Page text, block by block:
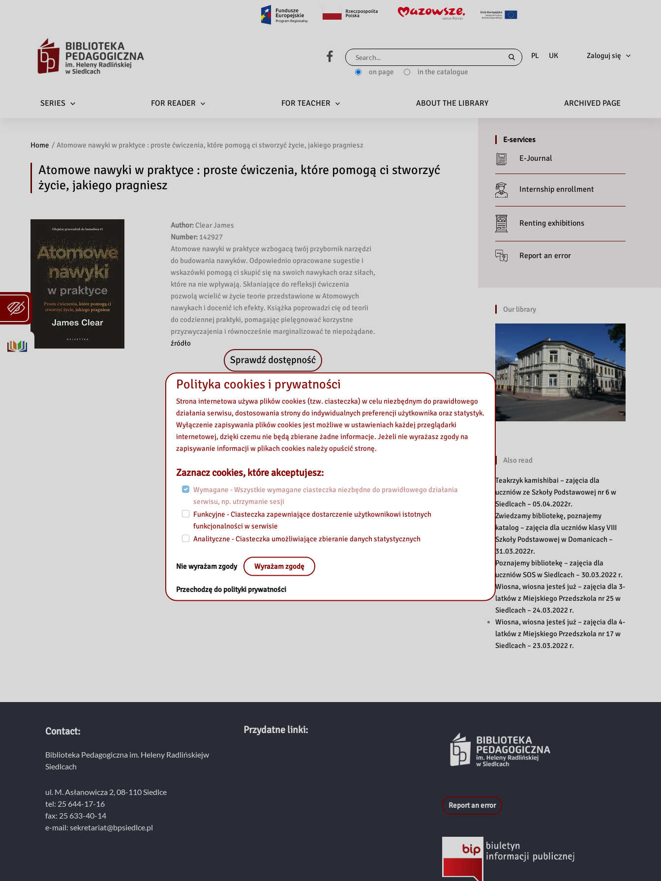
PL UK
Search
for:
on page in the catalogue
Zaloguj się
SERIES FOR READER FOR TEACHER ABOUT THE LIBRARY ARCHIVED PAGE
Home Atomowe nawyki w praktyce : proste ćwiczenia, które pomogą ci stworzyć życie, jakiego pragniesz
Atomowe nawyki w praktyce : proste ćwiczenia, które pomogą ci stworzyć
życie, jakiego pragniesz
Author: Clear James
Number: 142927
Atomowe nawyki w praktyce wzbogacą twój przybornik narzędzi
do budowania nawyków. Odpowiednio opracowane sugestie i
wskazówki pomogą ci skupić się na swoich nawykach oraz siłach,
które na nie wpływają. Skłaniające do refleksji ćwiczenia
pozwolą wcielić w życie teorie przedstawione w Atomowych
nawykach i docenić ich efekty. Książka poprowadzi cię od teorii
do codziennej praktyki, pomagając pielęgnować korzystne
przyzwyczajenia i równocześnie marginalizować te niepożądane.
źródło
E-services
E-Journal
Internship enrollment
Renting exhibitions
Report an error
Our library
Also read
Teakrzyk kamishibai – zajęcia dla
uczniów ze Szkoły Podstawowej nr 6 w
Siedlcach – 05.04.2022r.
Zwiedzamy bibliotekę, poznajemy
katalog – zajęcia dla uczniów klasy VIII
Szkoły Podstawowej w Domanicach –
31.03.2022r.
Poznajemy bibliotekę – zajęcia dla
uczniów SOS w Siedlcach – 30.03.2022 r.
Wiosna, wiosna jesteś już – zajęcia dla 3-
latków z Miejskiego Przedszkola nr 25 w
Siedlcach – 24.03.2022 r.
Wiosna, wiosna jesteś już – zajęcia dla 4-
latków z Miejskiego Przedszkola nr 17 w
Siedlcach – 23.03.2022 r.
Contact:
Biblioteka Pedagogiczna im. Heleny Radlińskiejw
Siedlcach
ul. M. Asłanowicza 2, 08-110 Siedlce
tel: 25 644-17-16
fax: 25 633-40-14
e-mail: sekretariat@bpsiedlce.pl
Przydatne linki:
Report an error
Polityka cookies i prywatności
Strona internetowa używa plików cookies (tzw. ciasteczka) w celu niezbędnym do prawidłowego
działania serwisu, dostosowania strony do indywidualnych preferencji użytkownika oraz statystyk.
Wyłączenie zapisywania plików cookies jest możliwe w ustawieniach każdej przeglądarki
internetowej, dzięki czemu nie będą zbierane żadne informacje. Jeżeli nie wyrażasz zgody na
zapisywanie informacji w plikach cookies należy opuścić stronę.
Zaznacz cookies, które akceptujesz:
Wymagane - Wszystkie wymagane ciasteczka niezbędne do prawidłowego działania
serwisu, np. utrzymanie sesji
Funkcyjne - Ciasteczka zapewniające dostarczenie użytkownikowi istotnych
funkcjonalności w serwisie
Analityczne - Ciasteczka umożliwiające zbieranie danych statystycznych
Nie wyrażam zgody Wyrażam zgodę
Przechodzę do polityki prywatności